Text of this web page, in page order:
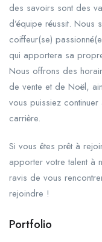
des savoirs sont des
d’équipe réussit. Nous
coiffeur(se)
qui apportera sa
Nous offrons des
de vente et de Noël,
vous puissiez
carrière.
Si vous êtes prêt à
apporter votre talent à
ravis de vous
rejoindre !
Portfolio